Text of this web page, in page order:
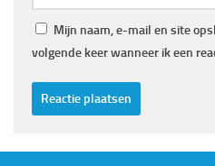
Mijn naam, e-mail en site
volgende keer wanneer ik een